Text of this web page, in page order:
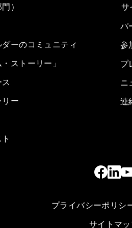
）
ーのコミュニティ
ストーリー」
リー
サ
パ
参
プ
ニ
連
プライバシーポリシ
サイトマ